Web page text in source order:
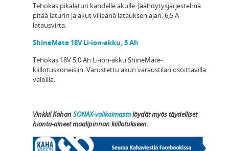
Tehokas pikalaturi kahdelle akulle. Jäähdytysjärjestelmä
pitää laturin ja akut viileänä latauksen ajan. 6,5 A
latausvirta.
ShineMate 18V Li-ion-akku, 5 Ah
Tehokas 18V 5,0 Ah Li-ion-akku ShineMate-
kiillotuskoneisiin. Varustettu akun varaustilan osoittavilla
valoilla.
Vinkki! KahanSONAX-valikoimastalöydät myös täydelliset
hionta-aineet maalipinnan kiillotukseen.